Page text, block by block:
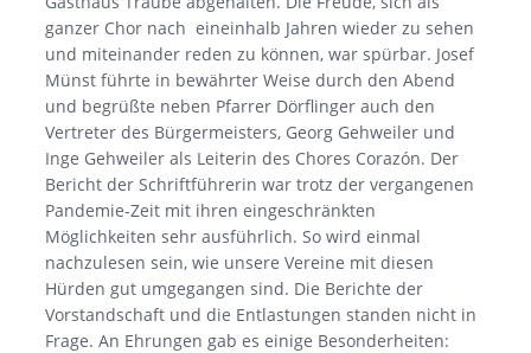
ganzer Chor nach eineinhalb Jahren wieder zu sehen
und miteinander reden zu können, war spürbar. Josef
Münst führte in bewährter Weise durch den Abend
und begrüßte neben Pfarrer Dörflinger auch den
Vertreter des Bürgermeisters, Georg Gehweiler und
Inge Gehweiler als Leiterin des Chores Corazón. Der
Bericht der Schriftführerin war trotz der vergangenen
Pandemie-Zeit mit ihren eingeschränkten
Möglichkeiten sehr ausführlich. So wird einmal
nachzulesen sein, wie unsere Vereine mit diesen
Hürden gut umgegangen sind. Die Berichte der
Vorstandschaft und die Entlastungen standen nicht in
Frage. An Ehrungen gab es einige Besonderheiten: